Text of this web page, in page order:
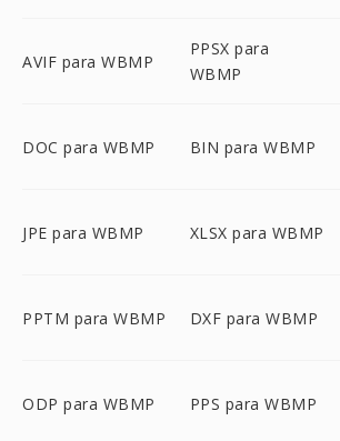
AVIF para WBMP
PPSX para
WBMP
DOC para WBMP BIN para WBMP
JPE para WBMP XLSX para WBMP
PPTM para WBMP DXF para WBMP
ODP para WBMP PPS para WBMP